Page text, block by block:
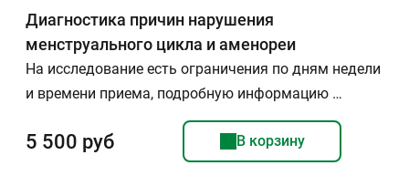
Диагностика причин нарушения
менструального цикла и аменореи
На исследование есть ограничения по дням недели
и времени приема, подробную информацию …
5 500 руб В корзину